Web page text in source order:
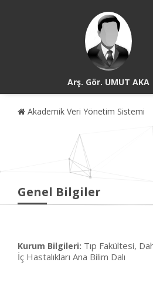
Arş. Gör. UMUT AKA
Akademik Veri Yönetim Sistemi
Genel Bilgiler
Kurum Bilgileri: Tıp Fakültesi,
İç Hastalıkları Ana Bilim Dalı